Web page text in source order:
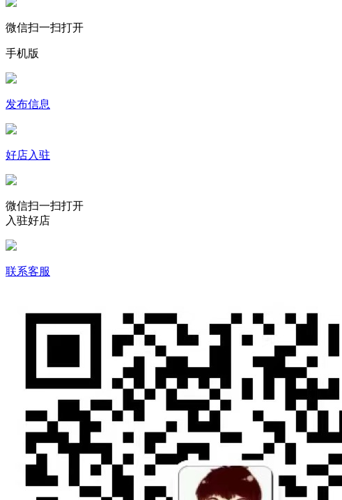
微信扫一扫打开
手机版
发布信息
好店入驻
微信扫一扫打开
入驻好店
联系客服